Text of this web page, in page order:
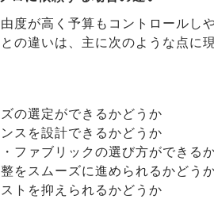
度が高く予算もコントロールし
の違いは、主に次のような点に現
の選定ができるかどうか
スを設計できるかどうか
ファブリックの選び方ができる
をスムーズに進められるかどう
トを抑えられるかどうか